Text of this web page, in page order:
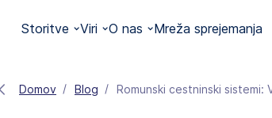
Storitve Viri O nas Mreža sprejemanja
Domov Blog Romunski cestninski